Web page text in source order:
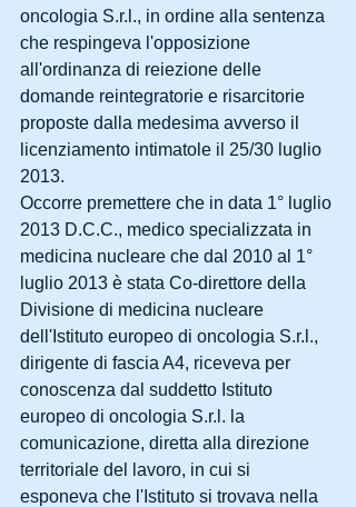
oncologia S.r.l., in ordine alla sentenza
che respingeva l'opposizione
all'ordinanza di reiezione delle
domande reintegratorie e risarcitorie
proposte dalla medesima avverso il
licenziamento intimatole il 25/30 luglio
2013.
Occorre premettere che in data 1° luglio
2013 D.C.C., medico specializzata in
medicina nucleare che dal 2010 al 1°
luglio 2013 è stata Co-direttore della
Divisione di medicina nucleare
dell'Istituto europeo di oncologia S.r.l.,
dirigente di fascia A4, riceveva per
conoscenza dal suddetto Istituto
europeo di oncologia S.r.l. la
comunicazione, diretta alla direzione
territoriale del lavoro, in cui si
esponeva che l'Istituto si trovava nella